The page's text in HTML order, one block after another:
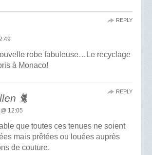
robe fabuleuse…Le recyclage
à Monaco!
REPLY
🐈
12:05
que toutes ces tenues ne soient
mais prêtées ou louées auprès
de couture.
REPLY